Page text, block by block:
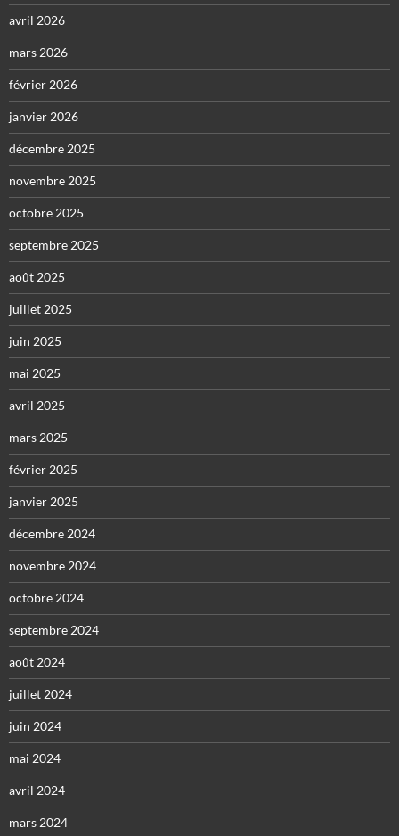
avril 2026
mars 2026
février 2026
janvier 2026
décembre 2025
novembre 2025
octobre 2025
septembre 2025
août 2025
juillet 2025
juin 2025
mai 2025
avril 2025
mars 2025
février 2025
janvier 2025
décembre 2024
novembre 2024
octobre 2024
septembre 2024
août 2024
juillet 2024
juin 2024
mai 2024
avril 2024
mars 2024